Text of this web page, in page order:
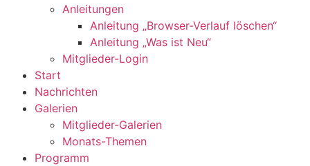
Anleitungen
Anleitung „Browser-Verlauf löschen“
Anleitung „Was ist Neu“
Mitglieder-Login
Start
Nachrichten
Galerien
Mitglieder-Galerien
Monats-Themen
Programm